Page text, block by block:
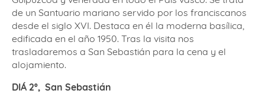
de un Santuario mariano servido por los franciscanos
desde el siglo XVI. Destaca en él la moderna basílica,
edificada en el año 1950. Tras la visita nos
trasladaremos a San Sebastián para la cena y el
alojamiento.
DIÁ 2º, San Sebastián